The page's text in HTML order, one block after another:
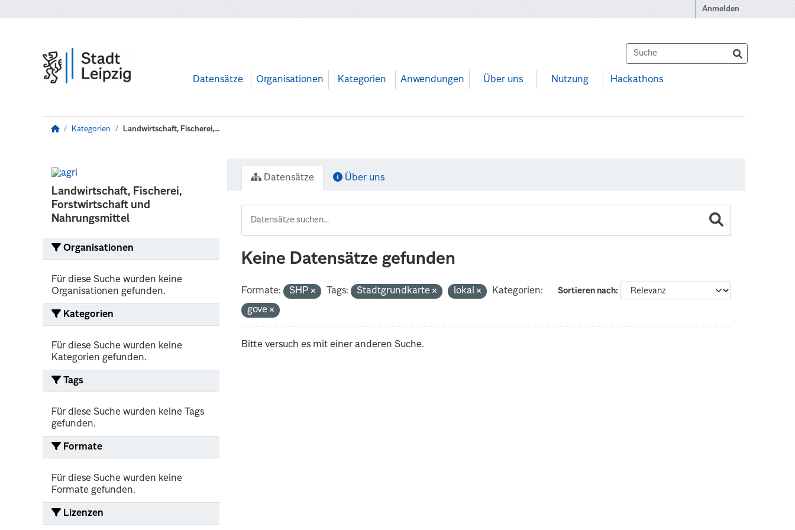
Anmelden
Datensätze Organisationen Kategorien Anwendungen Über uns Nutzung Hackathons
Kategorien Landwirtschaft, Fischerei,...
Landwirtschaft, Fischerei,
Forstwirtschaft und
Nahrungsmittel
Organisationen
Für diese Suche wurden keine
Organisationen gefunden.
Kategorien
Für diese Suche wurden keine
Kategorien gefunden.
Tags
Für diese Suche wurden keine Tags
gefunden.
Formate
Für diese Suche wurden keine
Formate gefunden.
Lizenzen
Datensätze Über uns
Keine Datensätze gefunden
Sortieren nach
Formate: SHP Tags: Stadtgrundkarte lokal
Kategorien:
gove
Bitte versuch es mit einer anderen Suche.